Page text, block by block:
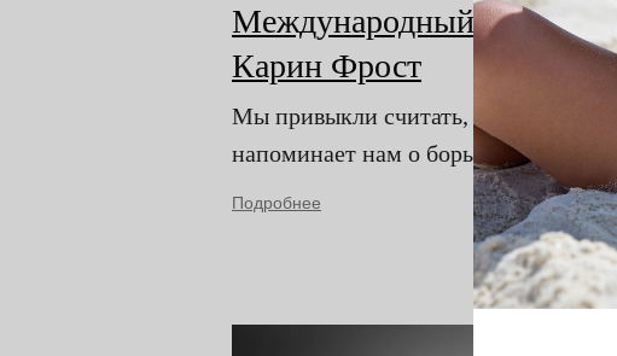
Международный женский
Карин Фрост
Мы привыкли считать, что в этот
напоминает нам о борьбе за
Подробнее